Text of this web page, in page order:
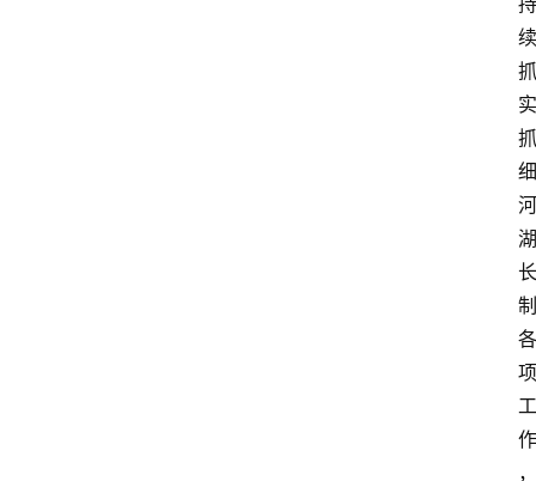
续
抓
实
抓
细
河
湖
长
制
各
项
工
作
，